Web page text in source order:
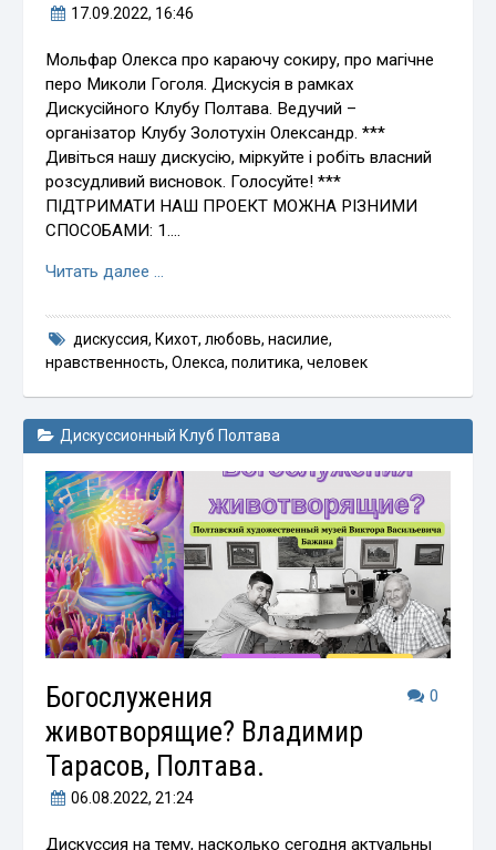
17.09.2022, 16:46
Мольфар Олекса про караючу сокиру, про магічне
перо Миколи Гоголя. Дискусія в рамках
Дискусійного Клубу Полтава. Ведучий –
організатор Клубу Золотухін Олександр. ***
Дивіться нашу дискусію, міркуйте і робіть власний
розсудливий висновок. Голосуйте! ***
ПІДТРИМАТИ НАШ ПРОЕКТ МОЖНА РІЗНИМИ
СПОСОБАМИ: 1.…
Читать далее …
дискуссия, Кихот, любовь, насилие,
нравственность,Олекса,политика,человек
Дискуссионный Клуб Полтава
0
Богослужения
животворящие? Владимир
Тарасов, Полтава.
06.08.2022, 21:24
Дискуссия на тему, насколько сегодня актуальны